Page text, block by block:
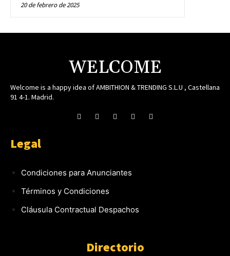
20 de febrero de 2025
WELCOME
Welcome is a happy idea of AMBITHION & TRENDING S.L.U , Castellana
91 4-1. Madrid.
Legal
Condiciones para Anunciantes
Términos y Condiciones
Cláusula Contractual Despachos
Directorio